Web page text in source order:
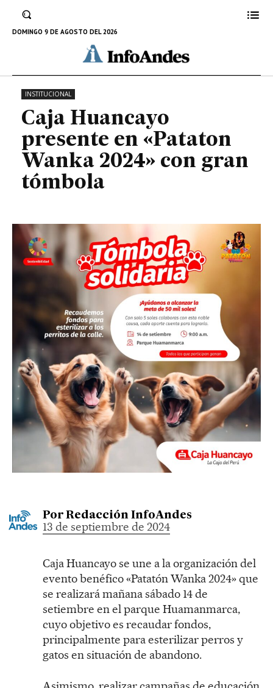
DOMINGO 9 DE AGOSTO DEL 2026
«Pataton Wanka 2024» con gran
tómbola
13 DE SEPTIEMBRE DE 2024
INSTITUCIONAL
Caja Huancayo
presente en «Pataton
Wanka 2024» con gran
tómbola
Por Redacción InfoAndes
13 de septiembre de 2024
Caja Huancayo se une a la organización del
evento benéfico «Patatón Wanka 2024» que
se realizará mañana sábado 14 de
setiembre en el parque Huamanmarca,
cuyo objetivo es recaudar fondos,
principalmente para esterilizar perros y
gatos en situación de abandono.